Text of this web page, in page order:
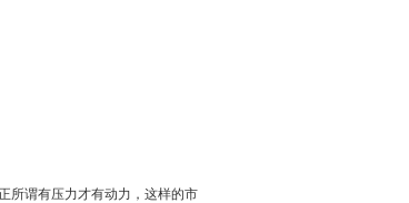
所谓有压力才有动力，这样的市